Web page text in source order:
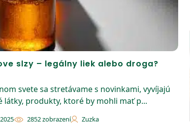
slzy – legálny liek alebo droga?
svete sa stretávame s novinkami, vyvíjajú
látky, produkty, ktoré by mohli mať p...
2852 zobrazení Zuzka